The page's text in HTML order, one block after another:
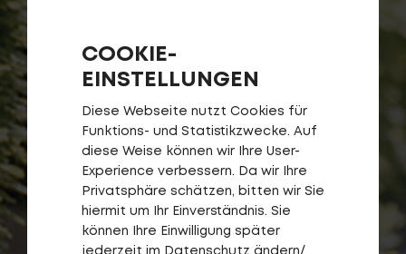
COOKIE-
EINSTELLUNGEN
Diese Webseite nutzt Cookies für
Funktions- und Statistikzwecke. Auf
diese Weise können wir Ihre User-
Experience verbessern. Da wir Ihre
Privatsphäre schätzen, bitten wir Sie
hiermit um Ihr Einverständnis. Sie
können Ihre Einwilligung später
jederzeit im Datenschutz ändern/